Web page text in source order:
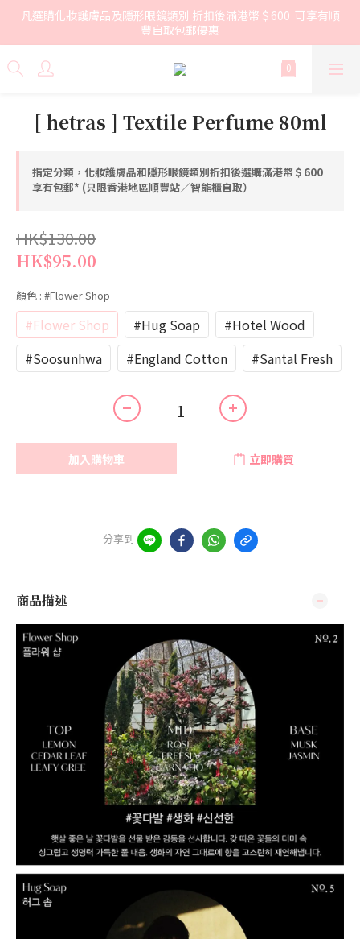
凡選購化妝護膚品及隱形眼鏡類別 折扣後滿港幣＄600  可享有順
豐自取包郵優惠
[ hetras ] Textile Perfume 80ml
指定分類，化妝護膚品和隱形眼鏡類別折扣後選購滿港幣＄600
享有包郵* (只限香港地區順豐站／智能櫃自取）
HK$130.00
HK$95.00
顏色 : #Flower Shop
#Flower Shop #Hug Soap
#Hotel Wood
#Soosunhwa
#England Cotton #Santal Fresh
加入購物車 立即購買
分享到
商品描述